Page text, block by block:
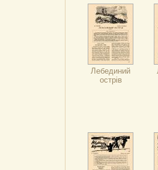
Лебединий
острів